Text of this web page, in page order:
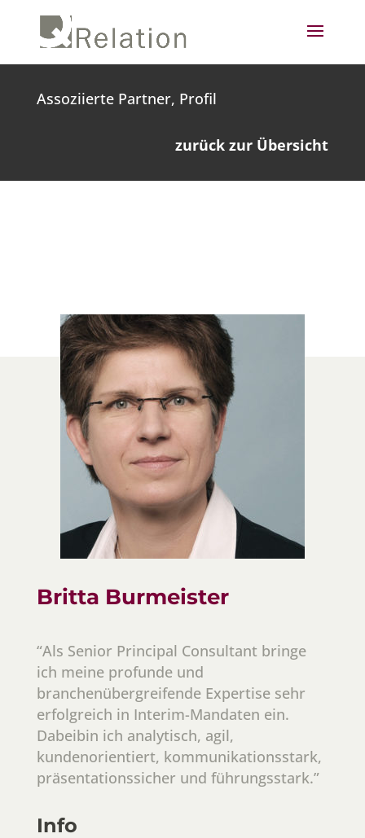
Assoziierte Partner, Profil
zurück zur Übersicht
Britta Burmeister
“Als Senior Principal Consultant bringe
ich meine profunde und
branchenübergreifende Expertise sehr
erfolgreich in Interim-Mandaten ein.
Dabeibin ich analytisch, agil,
kundenorientiert, kommunikationsstark,
präsentationssicher und führungsstark.”
Info